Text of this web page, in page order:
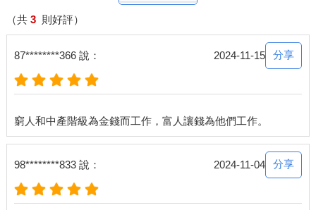
（共 3 則好評）
87********366 說： 2024-11-15 分享
98********833 說： 2024-11-04 分享